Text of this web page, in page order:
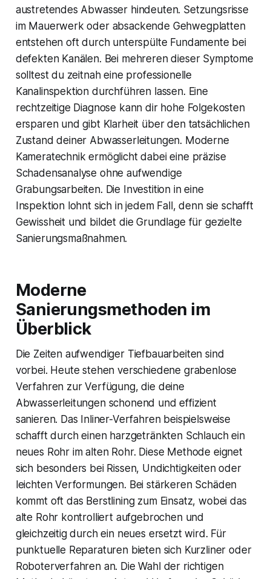
austretendes Abwasser hindeuten. Setzungsrisse
im Mauerwerk oder absackende Gehwegplatten
entstehen oft durch unterspülte Fundamente bei
defekten Kanälen. Bei mehreren dieser Symptome
solltest du zeitnah eine professionelle
Kanalinspektion durchführen lassen. Eine
rechtzeitige Diagnose kann dir hohe Folgekosten
ersparen und gibt Klarheit über den tatsächlichen
Zustand deiner Abwasserleitungen. Moderne
Kameratechnik ermöglicht dabei eine präzise
Schadensanalyse ohne aufwendige
Grabungsarbeiten. Die Investition in eine
Inspektion lohnt sich in jedem Fall, denn sie schafft
Gewissheit und bildet die Grundlage für gezielte
Sanierungsmaßnahmen.
Moderne
Sanierungsmethoden im
Überblick
Die Zeiten aufwendiger Tiefbauarbeiten sind
vorbei. Heute stehen verschiedene grabenlose
Verfahren zur Verfügung, die deine
Abwasserleitungen schonend und effizient
sanieren. Das Inliner-Verfahren beispielsweise
schafft durch einen harzgetränkten Schlauch ein
neues Rohr im alten Rohr. Diese Methode eignet
sich besonders bei Rissen, Undichtigkeiten oder
leichten Verformungen. Bei stärkeren Schäden
kommt oft das Berstlining zum Einsatz, wobei das
alte Rohr kontrolliert aufgebrochen und
gleichzeitig durch ein neues ersetzt wird. Für
punktuelle Reparaturen bieten sich Kurzliner oder
Roboterverfahren an. Die Wahl der richtigen